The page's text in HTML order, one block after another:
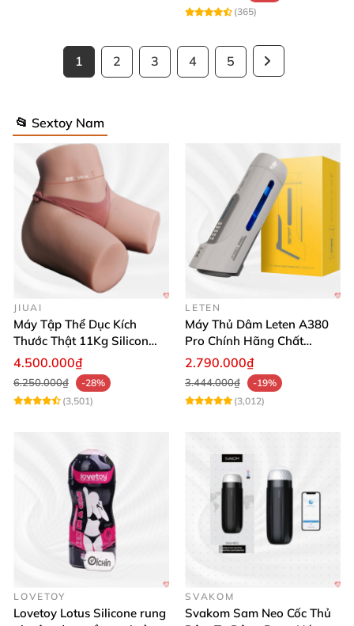
(365)
1 2 3 4 5
📂 Sextoy Nam
JIUAI
Máy Tập Thể Dục Kích
Thước Thật 11Kg Silicon
Cao Cấp Nhật Bản
4.500.000₫
6.250.000₫
-28%
(3,501)
LETEN
Máy Thủ Dâm Leten A380
Pro Chính Hãng Chất
Lượng Cao
2.790.000₫
3.444.000₫
-19%
(3,012)
LOVETOY
Lovetoy Lotus Silicone rung
SVAKOM
Svakom Sam Neo Cốc Thủ